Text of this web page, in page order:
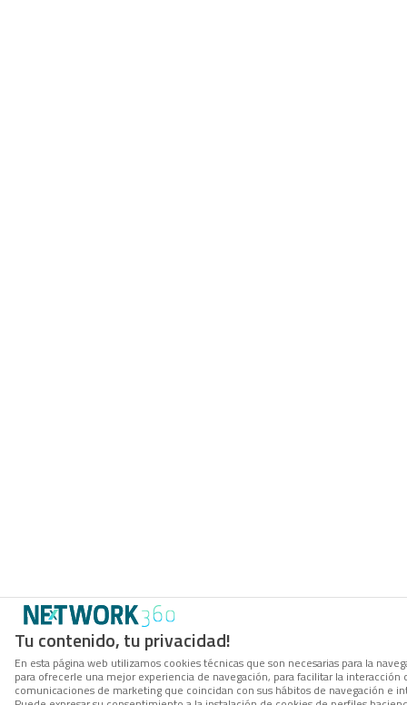
Tu contenido, tu privacidad!
En esta página web utilizamos cookies técnicas que son necesarias para la
para ofrecerle una mejor experiencia de navegación, para facilitar la
comunicaciones de marketing que coincidan con sus hábitos de navegación e